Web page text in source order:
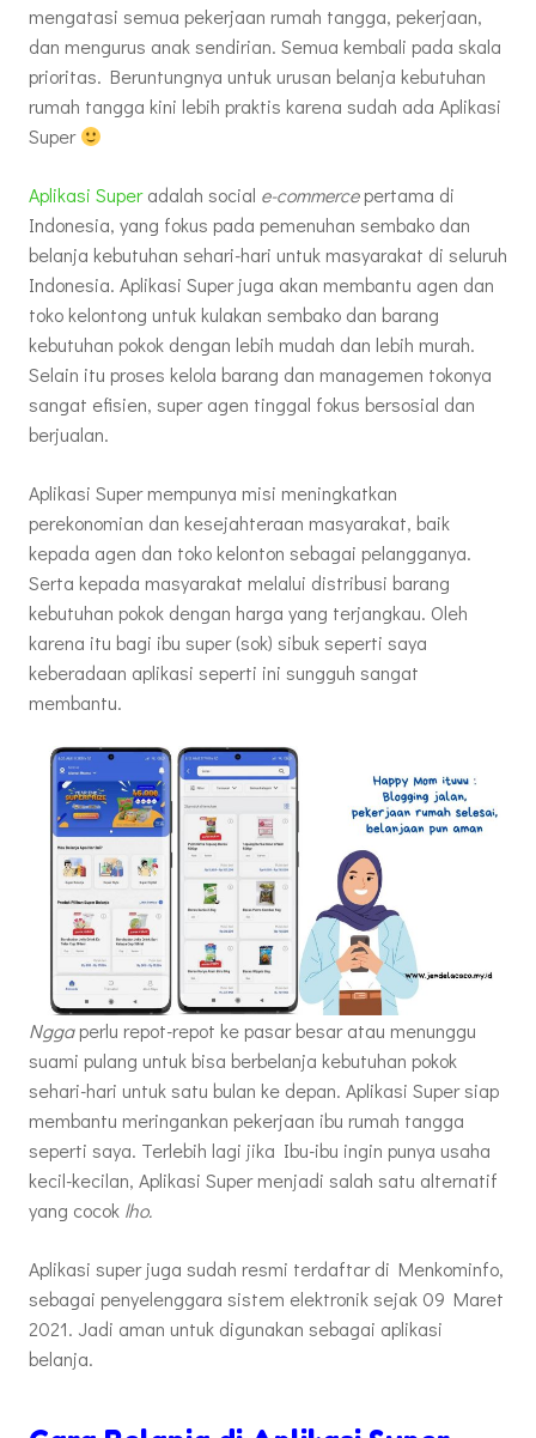
mengatasi semua pekerjaan rumah tangga, pekerjaan,
dan mengurus anak sendirian. Semua kembali pada skala
prioritas. Beruntungnya untuk urusan belanja kebutuhan
rumah tangga kini lebih praktis karena sudah ada Aplikasi
Super
Aplikasi Superadalah social e-commercepertama di
Indonesia, yang fokus pada pemenuhan sembako dan
belanja kebutuhan sehari-hari untuk masyarakat di seluruh
Indonesia. Aplikasi Super juga akan membantu agen dan
toko kelontong untuk kulakan sembako dan barang
kebutuhan pokok dengan lebih mudah dan lebih murah.
Selain itu proses kelola barang dan managemen tokonya
sangat efisien, super agen tinggal fokus bersosial dan
berjualan.
Aplikasi Super mempunya misi meningkatkan
perekonomian dan kesejahteraan masyarakat, baik
kepada agen dan toko kelonton sebagai pelangganya.
Serta kepada masyarakat melalui distribusi barang
kebutuhan pokok dengan harga yang terjangkau. Oleh
karena itu bagi ibu super (sok) sibuk seperti saya
keberadaan aplikasi seperti ini sungguh sangat
membantu.
Nggaperlu repot-repot ke pasar besar atau menunggu
suami pulang untuk bisa berbelanja kebutuhan pokok
sehari-hari untuk satu bulan ke depan. Aplikasi Super siap
membantu meringankan pekerjaan ibu rumah tangga
seperti saya. Terlebih lagi jika Ibu-ibu ingin punya usaha
kecil-kecilan, Aplikasi Super menjadi salah satu alternatif
yang cocok lho.
Aplikasi super juga sudah resmi terdaftar di Menkominfo,
sebagai penyelenggara sistem elektronik sejak 09 Maret
2021. Jadi aman untuk digunakan sebagai aplikasi
belanja.